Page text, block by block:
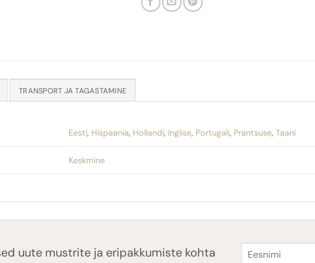
Eesti, Hispaania, Hollandi, Inglise, Portugali, Prantsuse,Taani
Keskmine
uute mustrite ja eripakkumiste kohta